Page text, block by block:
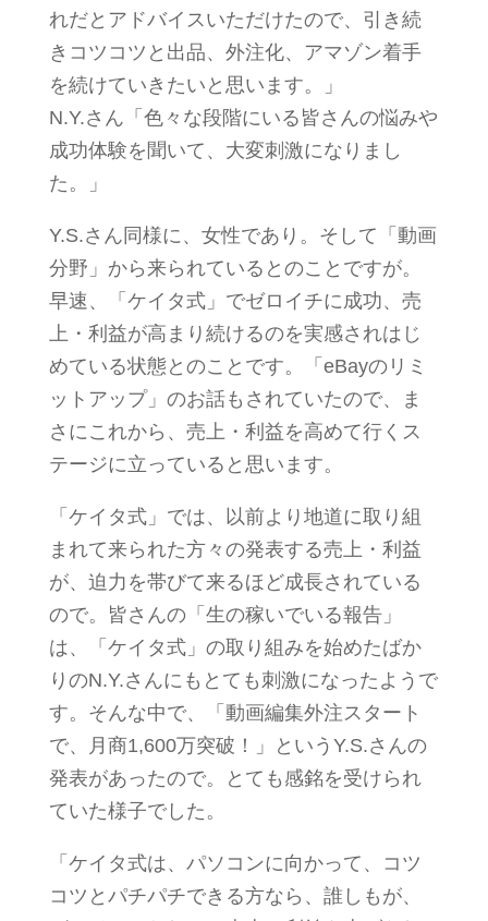
れだとアドバイスいただけたので、引き続
きコツコツと出品、外注化、アマゾン着手
を続けていきたいと思います。」
N.Y.さん「色々な段階にいる皆さんの悩みや
成功体験を聞いて、大変刺激になりまし
た。」
Y.S.さん同様に、女性であり。そして「動画
分野」から来られているとのことですが。
早速、「ケイタ式」でゼロイチに成功、売
上・利益が高まり続けるのを実感されはじ
めている状態とのことです。「eBayのリミ
ットアップ」のお話もされていたので、ま
さにこれから、売上・利益を高めて行くス
テージに立っていると思います。
「ケイタ式」では、以前より地道に取り組
まれて来られた方々の発表する売上・利益
が、迫力を帯びて来るほど成長されている
ので。皆さんの「生の稼いでいる報告」
は、「ケイタ式」の取り組みを始めたばか
りのN.Y.さんにもとても刺激になったようで
す。そんな中で、「動画編集外注スタート
で、月商1,600万突破！」というY.S.さんの
発表があったので。とても感銘を受けられ
ていた様子でした。
「ケイタ式は、パソコンに向かって、コツ
コツとパチパチできる方なら、誰しもが、